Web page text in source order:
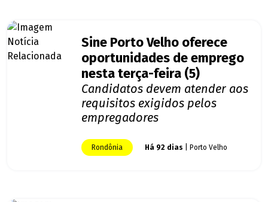
Sine Porto Velho oferece
oportunidades de emprego
nesta terça-feira (5)
Candidatos devem atender aos
requisitos exigidos pelos
empregadores
Rondônia Há 92 dias | Porto Velho